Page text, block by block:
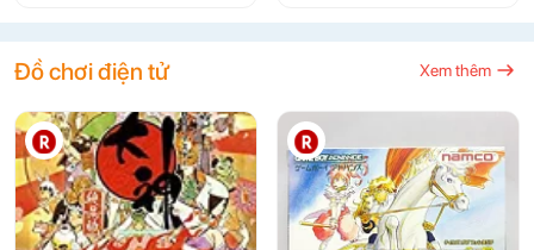
Đồ chơi điện tử Xem thêm